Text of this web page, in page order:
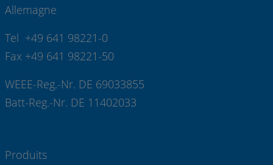
Allemagne
Tel +49 641 98221-0
Fax +49 641 98221-50
WEEE-Reg.-Nr. DE 69033855
Batt-Reg.-Nr. DE 11402033
Produits